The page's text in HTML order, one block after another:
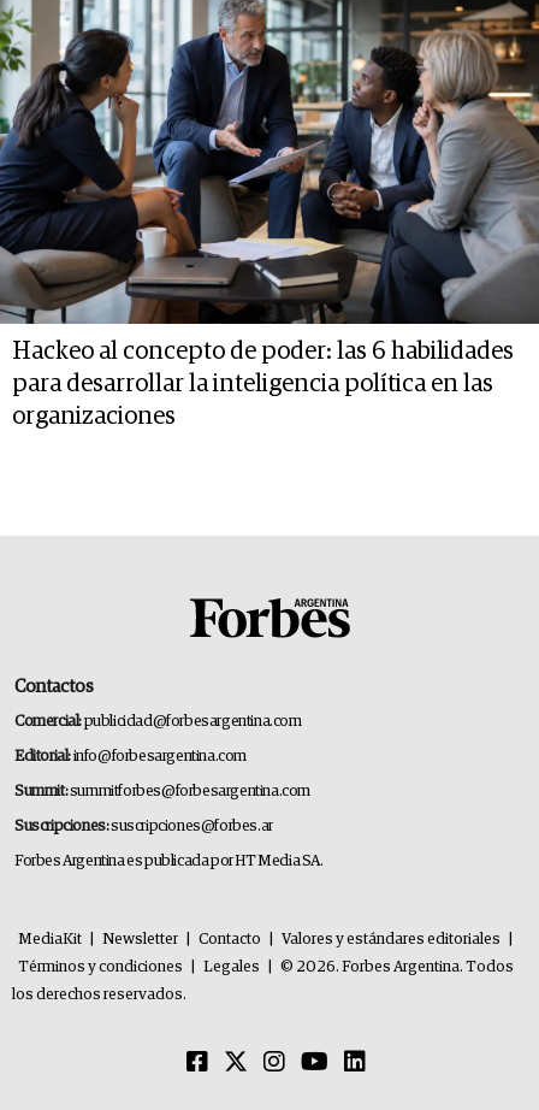
Hackeo al concepto de poder: las 6 habilidades
para desarrollar la inteligencia política en las
organizaciones
Contactos
Comercial:publicidad@forbesargentina.com
Editorial:info@forbesargentina.com
Summit:summitforbes@forbesargentina.com
Suscripciones:suscripciones@forbes.ar
Forbes Argentina es publicada por HT Media SA.
MediaKit Newsletter Contacto Valores y estándares editoriales
Términos y condiciones
Legales
© 2026. Forbes Argentina. Todos
los derechos reservados.